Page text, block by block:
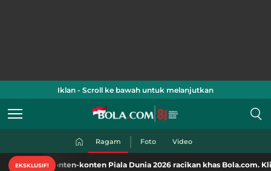
Iklan - Scroll ke bawah untuk melanjutkan
Ragam Foto Video
EKSKLUSIF!
konten Piala Dunia 2026 racikan khas Bola.com. Klik di sini!